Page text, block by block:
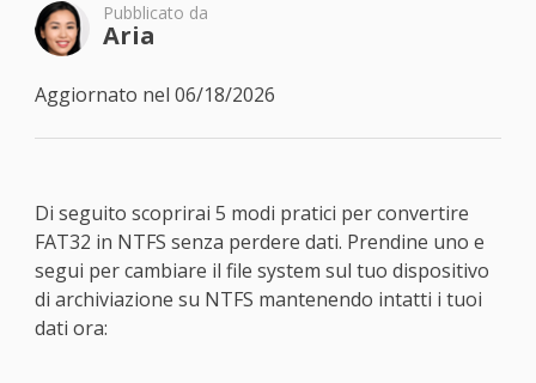
Pubblicato da
Aria
Aggiornato nel 06/18/2026
Di seguito scoprirai 5 modi pratici per convertire
FAT32 in NTFS senza perdere dati. Prendine uno e
segui per cambiare il file system sul tuo dispositivo
di archiviazione su NTFS mantenendo intatti i tuoi
dati ora: